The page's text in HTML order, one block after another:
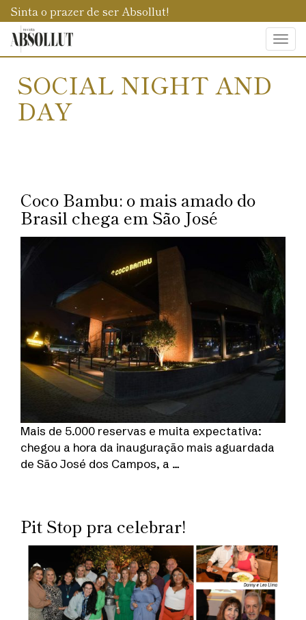
Sinta o prazer de ser Absollut!
SOCIAL NIGHT AND
DAY
Coco Bambu: o mais amado do
Brasil chega em São José
Mais de 5.000 reservas e muita expectativa:
chegou a hora da inauguração mais aguardada
de São José dos Campos, a …
Pit Stop pra celebrar!